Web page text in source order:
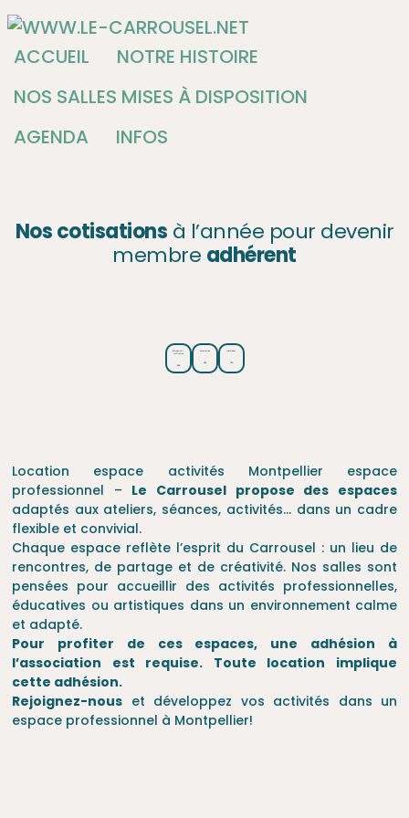
ACCUEIL
NOTRE HISTOIRE
NOS SALLES MISES À DISPOSITION
AGENDA
INFOS
Nos cotisations à l’année pour devenir
membre adhérent
Entreprise /
Institution
80 €
Association
50 €
Individuel
10 €
Location espace activités Montpellier espace
professionnel – Le Carrousel propose des espaces
adaptés aux ateliers, séances, activités… dans un cadre
flexible et convivial.
Chaque espace reflète l’esprit du Carrousel : un lieu de
rencontres, de partage et de créativité. Nos salles sont
pensées pour accueillir des activités professionnelles,
éducatives ou artistiques dans un environnement calme
et adapté.
Pour profiter de ces espaces, une adhésion à
l’association est requise. Toute location implique
cette adhésion.
Rejoignez-nous et développez vos activités dans un
espace professionnel à Montpellier!